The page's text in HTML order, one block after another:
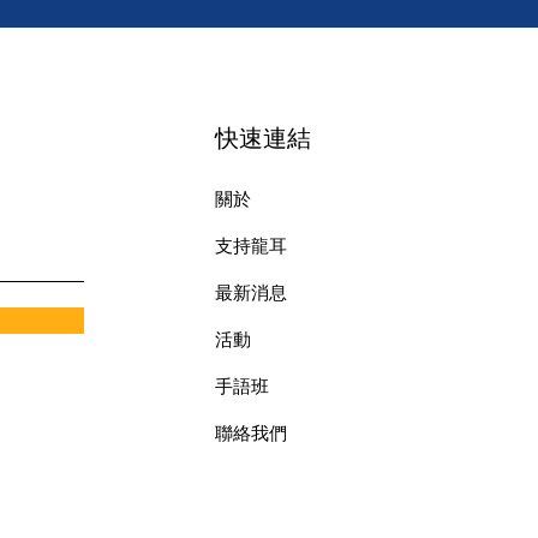
快速連結
關於
支持龍耳
最新消息
​活動
手語班
​聯絡我們